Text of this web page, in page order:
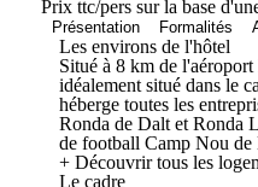
Prix ttc/pers sur la base
Présentation Formalités
Les environs de l'hôtel
Situé à 8 km de
idéalement situé dans le
héberge toutes les
Ronda de Dalt et Ronda
de football Camp Nou de
+ Découvrir tous les
Le cadre